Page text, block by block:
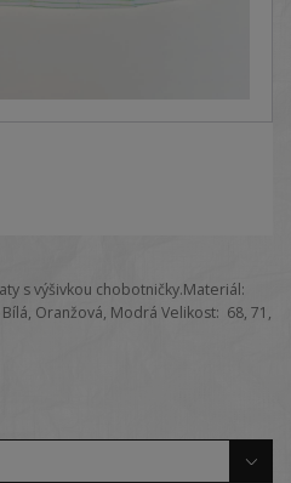
s výšivkou chobotničky.Materiál:
Oranžová, Modrá Velikost: 68, 71,